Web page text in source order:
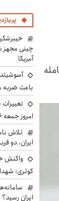
چینی مجهز
آمریکا
باعث ضربه مغزی ۷۰۰ نظامی
امروز جمعه ۱۶ مرداد ۱۴۰۵ را ببینند
تلاش
ایران، دو
واکنش
کوثری:
ایران رسید؟